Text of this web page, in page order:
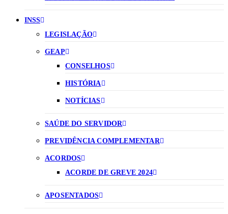
INSS
LEGISLAÇÃO
GEAP
CONSELHOS
HISTÓRIA
NOTÍCIAS
SAÚDE DO SERVIDOR
PREVIDÊNCIA COMPLEMENTAR
ACORDOS
ACORDE DE GREVE 2024
APOSENTADOS